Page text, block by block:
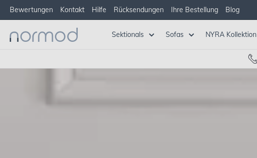
Zum
Inhalt
springen
Bewertungen Kontakt Hilfe Rücksendungen Ihre Bestellung Blog
Normod
Sektionals Sofas NYRA Kollektion